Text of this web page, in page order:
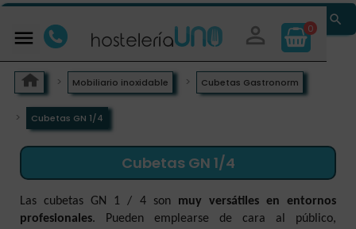
  0

Mobiliario inoxidable Cubetas Gastronorm
Cubetas GN 1/4
Cubetas GN 1/4
Las cubetas GN 1 / 4 son muy versátiles en entornos
profesionales. Pueden emplearse de cara al público,